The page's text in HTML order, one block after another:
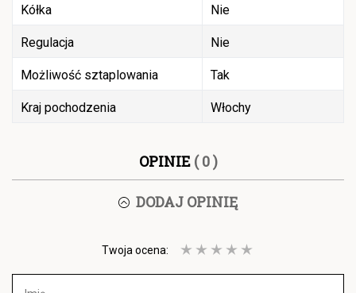
Kółka Nie
Regulacja Nie
Możliwość sztaplowania Tak
Kraj pochodzenia Włochy
OPINIE ( 0 )
DODAJ OPINIĘ
Twoja ocena: